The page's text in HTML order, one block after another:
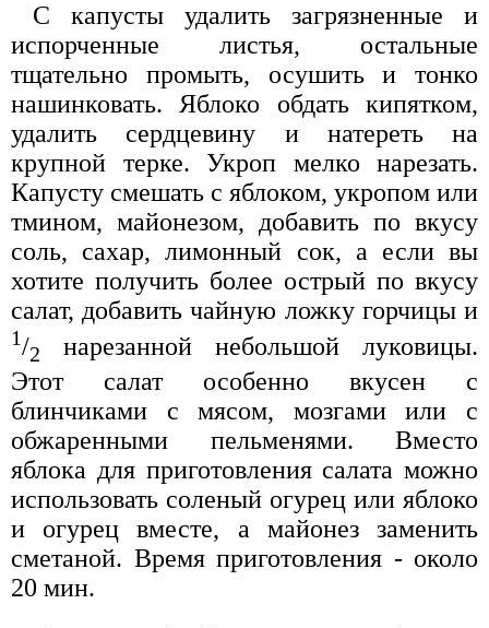
С капусты удалить загрязненные и
испорченные листья, остальные
тщательно промыть, осушить и тонко
нашинковать. Яблоко обдать кипятком,
удалить сердцевину и натереть на
крупной терке. Укроп мелко нарезать.
Капусту смешать с яблоком, укропом или
тмином, майонезом, добавить по вкусу
соль, сахар, лимонный сок, а если вы
хотите получить более острый по вкусу
салат, добавить чайную ложку горчицы и
1/2
нарезанной небольшой луковицы.
Этот салат особенно вкусен с
блинчиками с мясом, мозгами или с
обжаренными пельменями. Вместо
яблока для приготовления салата можно
использовать соленый огурец или яблоко
и огурец вместе, а майонез заменить
сметаной. Время приготовления - около
20 мин.